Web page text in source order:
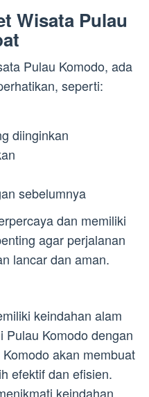
Wisata Pulau
Pulau Komodo, ada
seperti:
diinginkan
sebelumnya
dan memiliki
agar perjalanan
lancar dan aman.
keindahan alam
Pulau Komodo dengan
akan membuat
efektif dan efisien.
keindahan